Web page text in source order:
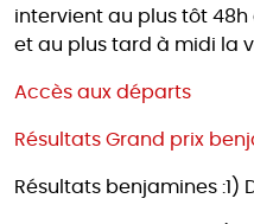
intervient au plus tôt
et au plus tard à midi la
Accès aux départs
Résultats Grand prix
Résultats benjamines :1)